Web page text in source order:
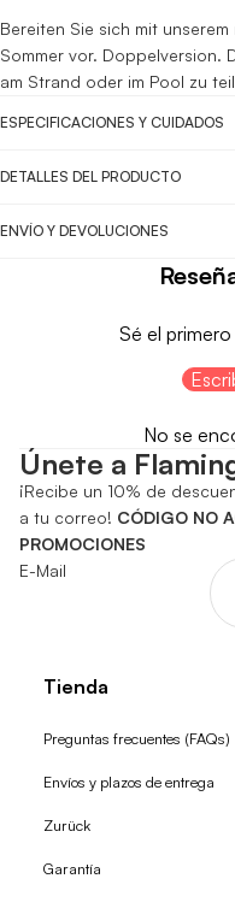
Bereiten Sie sich mit
Sommer vor. Doppelversion.
am Strand oder im Pool zu
ESPECIFICACIONES Y CUIDADOS
DETALLES DEL PRODUCTO
ENVÍO Y DEVOLUCIONES
Sé el
No se
Únete a
¡Recibe un 10% de
a tu correo! CÓDIGO NO
PROMOCIONES
E-Mail
Tienda
Preguntas frecuentes (FAQs)
Envíos y plazos de entrega
Zurück
Garantía